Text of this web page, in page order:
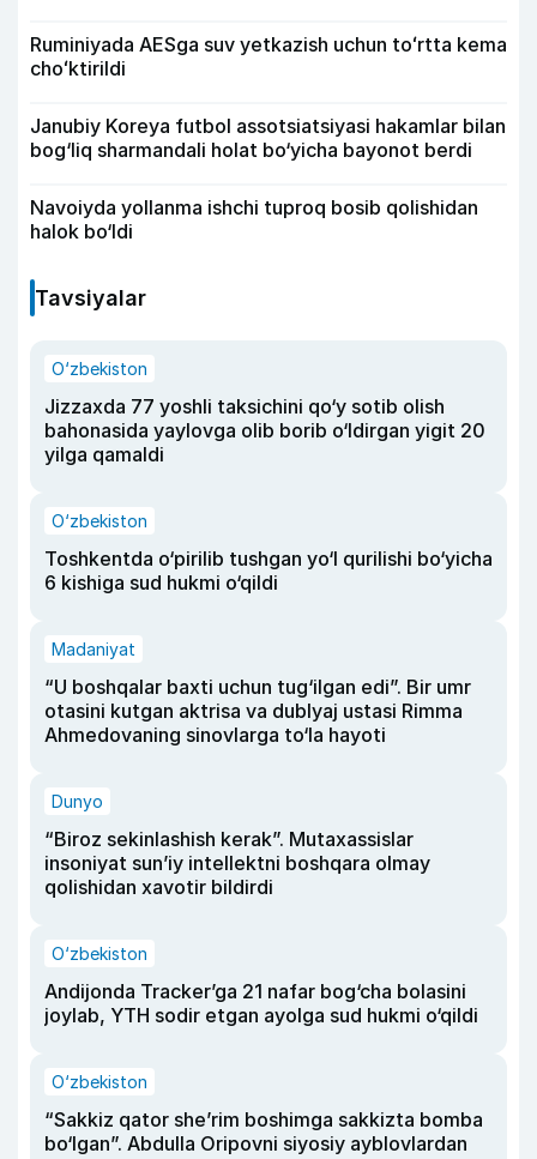
Ruminiyada AESga suv yetkazish uchun toʻrtta kema
choʻktirildi
Janubiy Koreya futbol assotsiatsiyasi hakamlar bilan
bog‘liq sharmandali holat bo‘yicha bayonot berdi
Navoiyda yollanma ishchi tuproq bosib qolishidan
halok bo‘ldi
Tavsiyalar
O‘zbekiston
Jizzaxda 77 yoshli taksichini qo‘y sotib olish
bahonasida yaylovga olib borib o‘ldirgan yigit 20
yilga qamaldi
O‘zbekiston
Toshkentda o‘pirilib tushgan yo‘l qurilishi bo‘yicha
6 kishiga sud hukmi o‘qildi
Madaniyat
“U boshqalar baxti uchun tug‘ilgan edi”. Bir umr
otasini kutgan aktrisa va dublyaj ustasi Rimma
Ahmedovaning sinovlarga to‘la hayoti
Dunyo
“Biroz sekinlashish kerak”. Mutaxassislar
insoniyat sun’iy intellektni boshqara olmay
qolishidan xavotir bildirdi
O‘zbekiston
Andijonda Tracker’ga 21 nafar bog‘cha bolasini
joylab, YTH sodir etgan ayolga sud hukmi o‘qildi
O‘zbekiston
“Sakkiz qator she’rim boshimga sakkizta bomba
bo‘lgan”. Abdulla Oripovni siyosiy ayblovlardan